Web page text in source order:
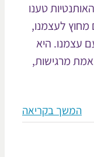
טענו
היא
בקריאה